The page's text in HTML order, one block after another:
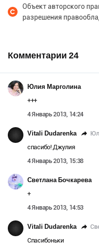
Объект авторского
разрешения
Комментарии 24
Юлия Марголина
+++
4 Январь 2013, 14:24
Vitali Dudarenka
спасибо! Джулия
4 Январь 2013, 15:38
Светлана Бочкарева
+
4 Январь 2013, 14:53
Vitali Dudarenka
Спасибоньки